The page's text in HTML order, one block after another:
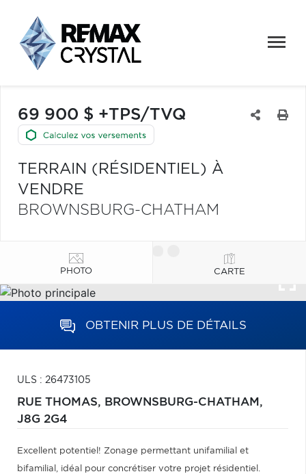
69 900 $ +TPS/TVQ
TERRAIN (RÉSIDENTIEL) À
VENDRE
BROWNSBURG-CHATHAM
PHOTO CARTE
OBTENIR PLUS DE DÉTAILS
ULS : 26473105
RUE THOMAS, BROWNSBURG-CHATHAM,
J8G 2G4
Excellent potentiel! Zonage permettant unifamilial et
bifamilial, idéal pour concrétiser votre projet résidentiel.